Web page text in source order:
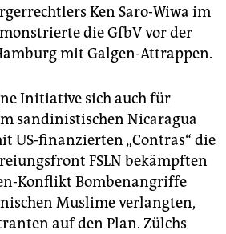
Ken Saro-Wiwa im
die GfbV vor der
mit Galgen-Attrappen.
Initiative sich auch für
sandinistischen Nicaragua
US-finanzierten „Contras“ die
FSLN bekämpften
Konflikt Bombenangriffe
Muslime verlangten,
auf den Plan. Zülchs